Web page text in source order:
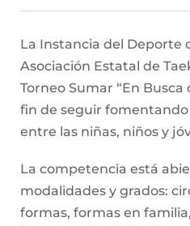
La Instancia del Deporte
Asociación Estatal de
Torneo Sumar “En Busca
fin de seguir
entre las niñas, niños y
La competencia está
modalidades y grados:
formas, formas en